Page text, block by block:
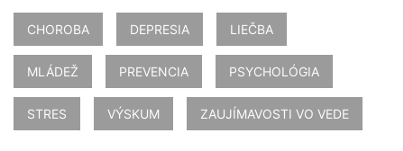
CHOROBA DEPRESIA LIEČBA
MLÁDEŽ PREVENCIA PSYCHOLÓGIA
STRES VÝSKUM ZAUJÍMAVOSTI VO VEDE